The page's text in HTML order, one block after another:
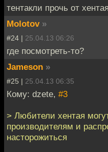
тентакли прочь от
Molotov »
#24 | 25.04.13 06:26
где посмотреть-то?
Jameson »
#25 | 25.04.13 06:35
Кому: dzete, #3
> Любители хентая
производителям и
насторожиться